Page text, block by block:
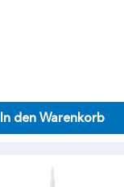
In den Warenkorb